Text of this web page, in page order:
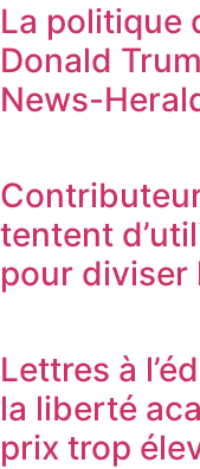
La politique
Donald
News-
tentent
pour diviser
Lettres à
la liberté
prix trop